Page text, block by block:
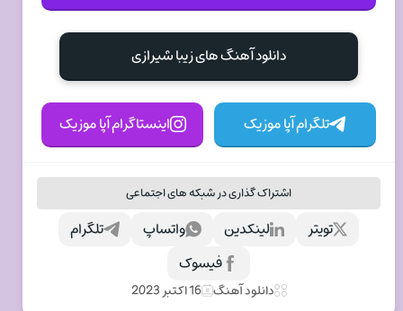
دانلود آهنگ های زیبا شیرازی
تلگرام آپا موزیک اینستاگرام آپا موزیک
اشتراک گذاری در شبکه های اجتماعی
تلگرام واتساپ لینکدین
تویتر
فیسوک
دانلود آهنگ 16 اکتبر 2023